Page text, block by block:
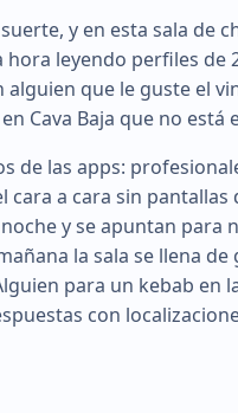
y en esta sala de
leyendo perfiles de
que le guste el
Cava Baja que no está
de las apps:
cara a cara sin pantallas
y se apuntan para
la sala se llena
para un kebab en
con